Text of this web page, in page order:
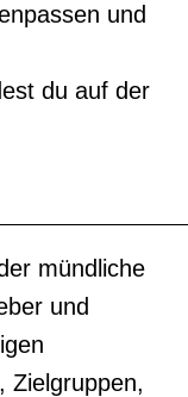
und
du auf der
mündliche
und
Zielgruppen,